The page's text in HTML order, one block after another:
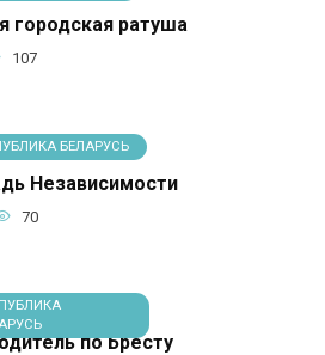
городская ратуша
107
БЕЛАРУСЬ
Независимости
70
по Бресту